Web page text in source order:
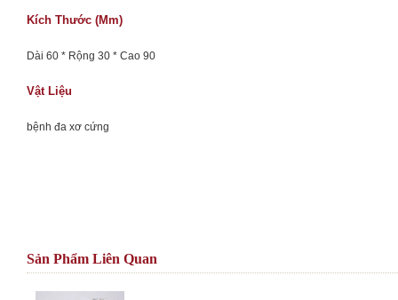
Kích Thước (mm)
Dài 60 * Rộng 30 * Cao 90
Vật Liệu
bệnh đa xơ cứng
Sản Phẩm Liên Quan